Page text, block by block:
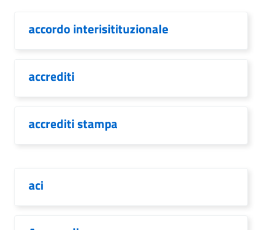
accordo interisitituzionale
accrediti
accrediti stampa
aci